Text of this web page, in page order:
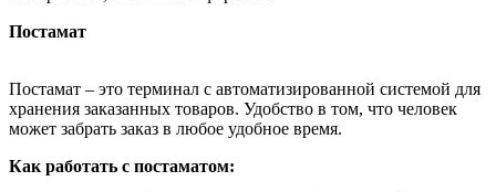
Постамат
Постамат – это терминал с автоматизированной системой для
хранения заказанных товаров. Удобство в том, что человек
может забрать заказ в любое удобное время.
Как работать с постаматом: